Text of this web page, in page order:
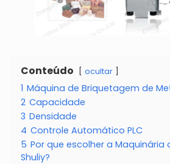
Conteúdo ocultar
1 Máquina de Briquetagem de
2 Capacidade
3 Densidade
4 Controle Automático PLC
5 Por que escolher a Maquinária
Shuliy?